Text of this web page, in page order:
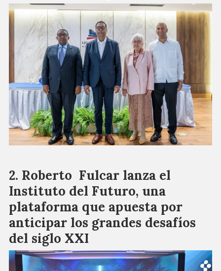
Roberto Fulcar lanza el
Instituto del Futuro, una
plataforma que apuesta por
anticipar los grandes desafíos
del siglo XXI